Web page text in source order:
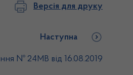
Версія для друку
Наступна
№ 24МВ від 16.08.2019